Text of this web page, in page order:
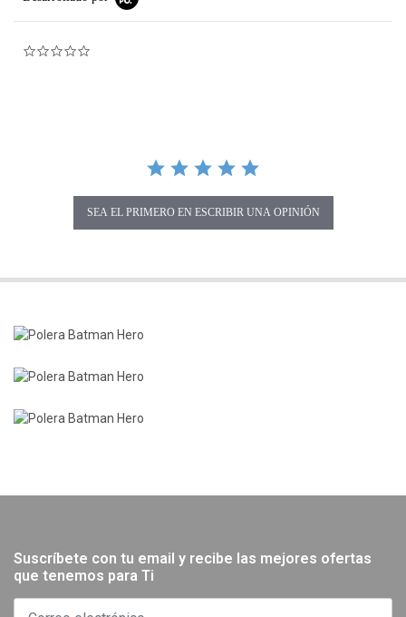
SEA EL PRIMERO EN ESCRIBIR UNA OPINIÓN
Suscríbete con tu email y recibe las mejores ofertas
que tenemos para Ti